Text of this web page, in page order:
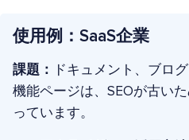
使用例：SaaS企業
課題：
ドキュメント、ブロ
機能ページは、SEOが古い
っています。